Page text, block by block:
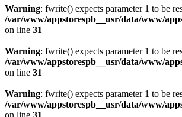
Warning: fwrite() expects parameter 1 to be
/var/www/appstorespb__usr/data/www/
on line 31
Warning: fwrite() expects parameter 1 to be
/var/www/appstorespb__usr/data/www/
on line 31
Warning: fwrite() expects parameter 1 to be
/var/www/appstorespb__usr/data/www/
on line 31